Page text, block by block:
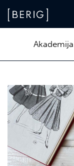
Akademija